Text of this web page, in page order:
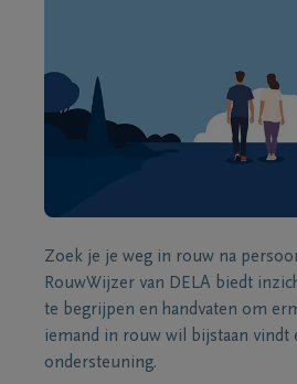
Zoek je je weg in rouw na
RouwWijzer van DELA biedt
te begrijpen en handvaten om
iemand in rouw wil bijstaan vindt
ondersteuning.